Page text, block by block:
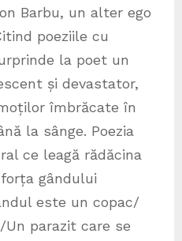
Barbu, un alter ego
poeziile cu
la poet un
și devastator,
îmbrăcate în
la sânge. Poezia
ce leagă rădăcina
gândului
este un copac/
parazit care se